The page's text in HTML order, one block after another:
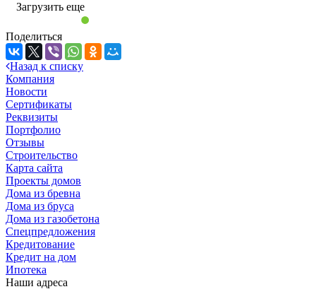
Загрузить еще
Поделиться
Назад к списку
Компания
Новости
Сертификаты
Реквизиты
Портфолио
Отзывы
Строительство
Карта сайта
Проекты домов
Дома из бревна
Дома из бруса
Дома из газобетона
Спецпредложения
Кредитование
Кредит на дом
Ипотека
Наши адреса